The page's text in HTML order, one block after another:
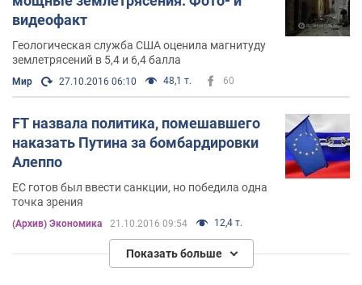
видеофакт
Геологическая служба США оценила магнитуду
землетрясений в 5,4 и 6,4 балла
Мир 27.10.2016 06:10 48,1 т. 60
FT назвала политика, помешавшего
наказать Путина за бомбардировки
Алеппо
ЕС готов был ввести санкции, но победила одна
точка зрения
(Архив) Экономика 21.10.2016 09:54 12,4 т.
Показать больше